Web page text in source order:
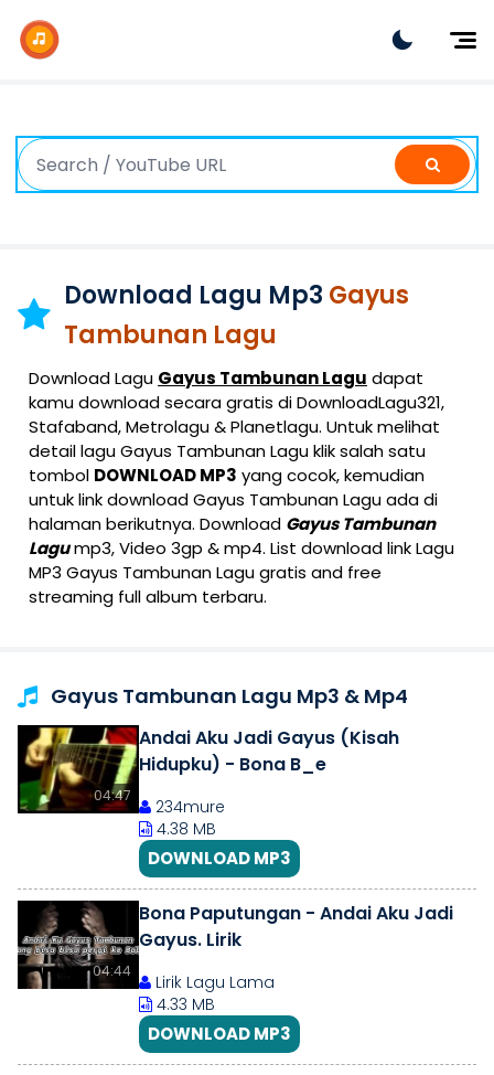
Dangdut
Indonesia
K-Pop
Download Lagu Mp3 Gayus
Tambunan Lagu
Download Lagu Gayus Tambunan Lagu dapat
kamu download secara gratis di DownloadLagu321,
Stafaband, Metrolagu & Planetlagu. Untuk melihat
detail lagu Gayus Tambunan Lagu klik salah satu
tombol DOWNLOAD MP3 yang cocok, kemudian
untuk link download Gayus Tambunan Lagu ada di
halaman berikutnya. Download Gayus Tambunan
Lagump3, Video 3gp & mp4. List download link Lagu
MP3 Gayus Tambunan Lagu gratis and free
streaming full album terbaru.
Gayus Tambunan Lagu Mp3 & Mp4
04:47
Andai Aku Jadi Gayus (Kisah
Hidupku) - Bona B_e
234mure
4.38 MB
DOWNLOAD MP3
04:44
Bona Paputungan - Andai Aku Jadi
Gayus. Lirik
Lirik Lagu Lama
4.33 MB
DOWNLOAD MP3